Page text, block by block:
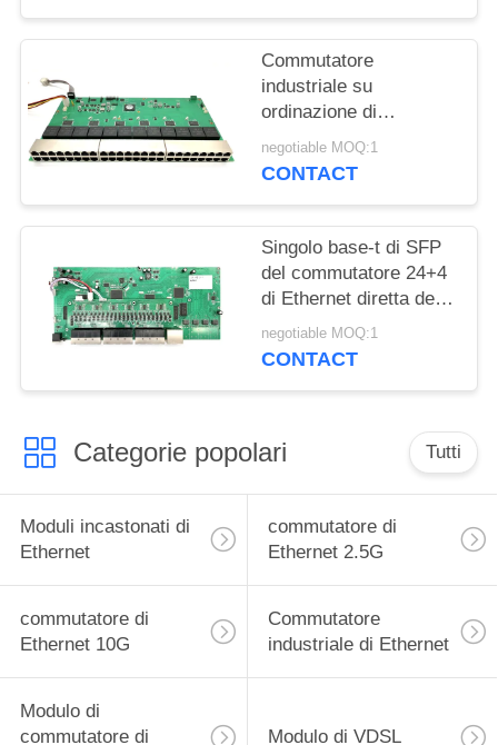
Commutatore
industriale su
ordinazione di
Ethernet, commutatore
di Ethernet diretto
negotiable MOQ:1
CONTACT
Singolo base-t di SFP
del commutatore 24+4
di Ethernet diretta del
porto del chip 28
industriale
negotiable MOQ:1
CONTACT
Categorie popolari Tutti
Moduli incastonati di
Ethernet
commutatore di
Ethernet 2.5G
commutatore di
Ethernet 10G
Commutatore
industriale di Ethernet
Modulo di
commutatore di
Modulo di VDSL